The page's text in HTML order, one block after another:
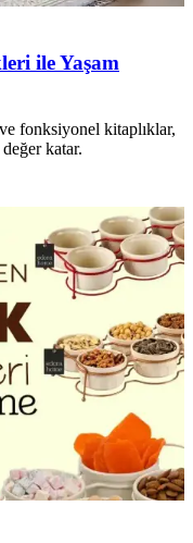
ile Yaşam
fonksiyonel kitaplıklar,
değer katar.